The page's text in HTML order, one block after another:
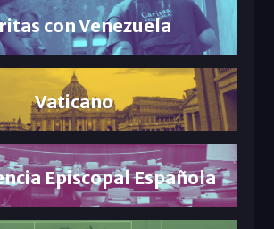
con Venezuela
Vaticano
Episcopal Española